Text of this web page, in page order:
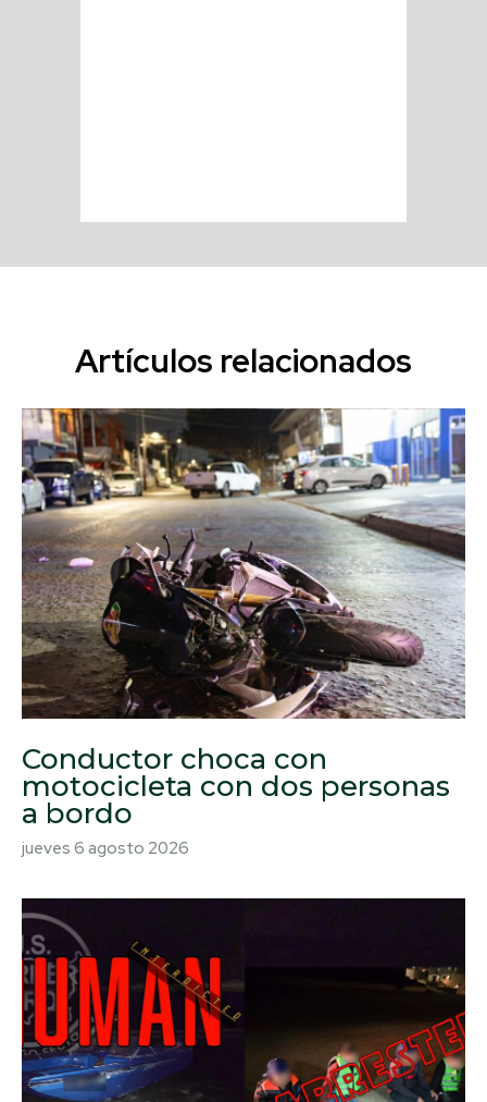
Artículos relacionados
Conductor choca con
motocicleta con dos personas
a bordo
jueves 6 agosto 2026